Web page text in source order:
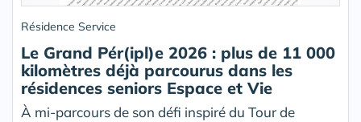
Résidence Service
Le Grand Pér(ipl)e 2026 : plus de 11 000
kilomètres déjà parcourus dans les
résidences seniors Espace et Vie
À mi-parcours de son défi inspiré du Tour de